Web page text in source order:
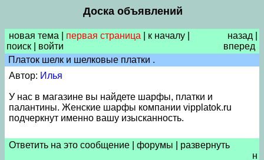
Доска объявлений
новая тема первая страница к началу
поиск
войти
назад
вперед
Платок шелк и шелковые платки .
Автор: Илья
У нас в магазине вы найдете шарфы, платки и
палантины. Женские шарфы компании vipplatok.ru
подчеркнут именно вашу изысканность.
Ответить на это сообщение форумы
развернуть
н